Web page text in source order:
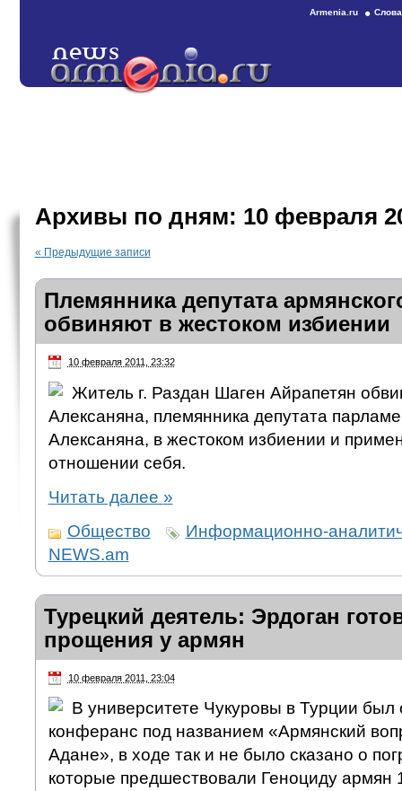
Armenia.ru
Архивы по дням: 10 февраля
« Предыдущие записи
Племянника депутата
обвиняют в жестоком избиении
10 февраля 2011, 23:32
Житель г. Раздан Шаген Айрапетян
Алексаняна, племянника депутата
Алексаняна, в жестоком избиении и
отношении себя.
Читать далее »
Общество
Информационно-
NEWS.am
Турецкий деятель: Эрдоган
прощения у армян
10 февраля 2011, 23:04
В университете Чукуровы в Турции был
конферанс под названием «Армянский
Адане», в ходе так и не было сказано о
которые предшествовали Геноциду армян